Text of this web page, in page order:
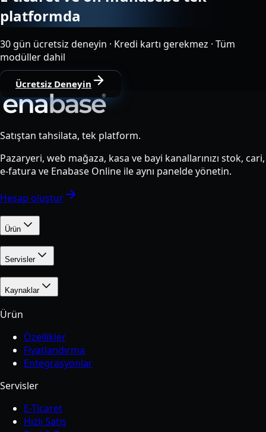
platformda
30 gün ücretsiz deneyin · Kredi kartı gerekmez · Tüm
modüller dahil
Ücretsiz Deneyin
Satıştan tahsilata, tek platform.
Pazaryeri, web mağaza, kasa ve bayi kanallarınızı stok, cari,
e-fatura ve Enabase Online ile aynı panelde yönetin.
Hesap oluştur
Ürün
Servisler
Kaynaklar
Ürün
Özellikler
Fiyatlandırma
Entegrasyonlar
Servisler
E-Ticaret
Hızlı Satış